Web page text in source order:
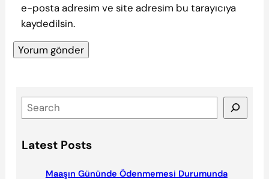
e-posta adresim ve site adresim bu tarayıcıya
kaydedilsin.
e
rLatest Posts
Maaşın Gününde Ödenmemesi Durumunda